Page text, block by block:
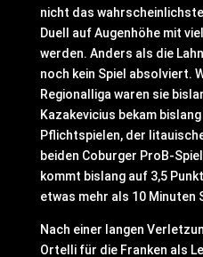
nicht das
Duell auf Augenhöhe mit
werden. Anders als die
noch kein Spiel absolviert.
Regionalliga waren sie
Kazakevicius bekam
Pflichtspielen, der
beiden Coburger ProB-
kommt bislang auf 3,5
etwas mehr als 10 Minuten
Nach einer langen
Ortelli für die Franken als